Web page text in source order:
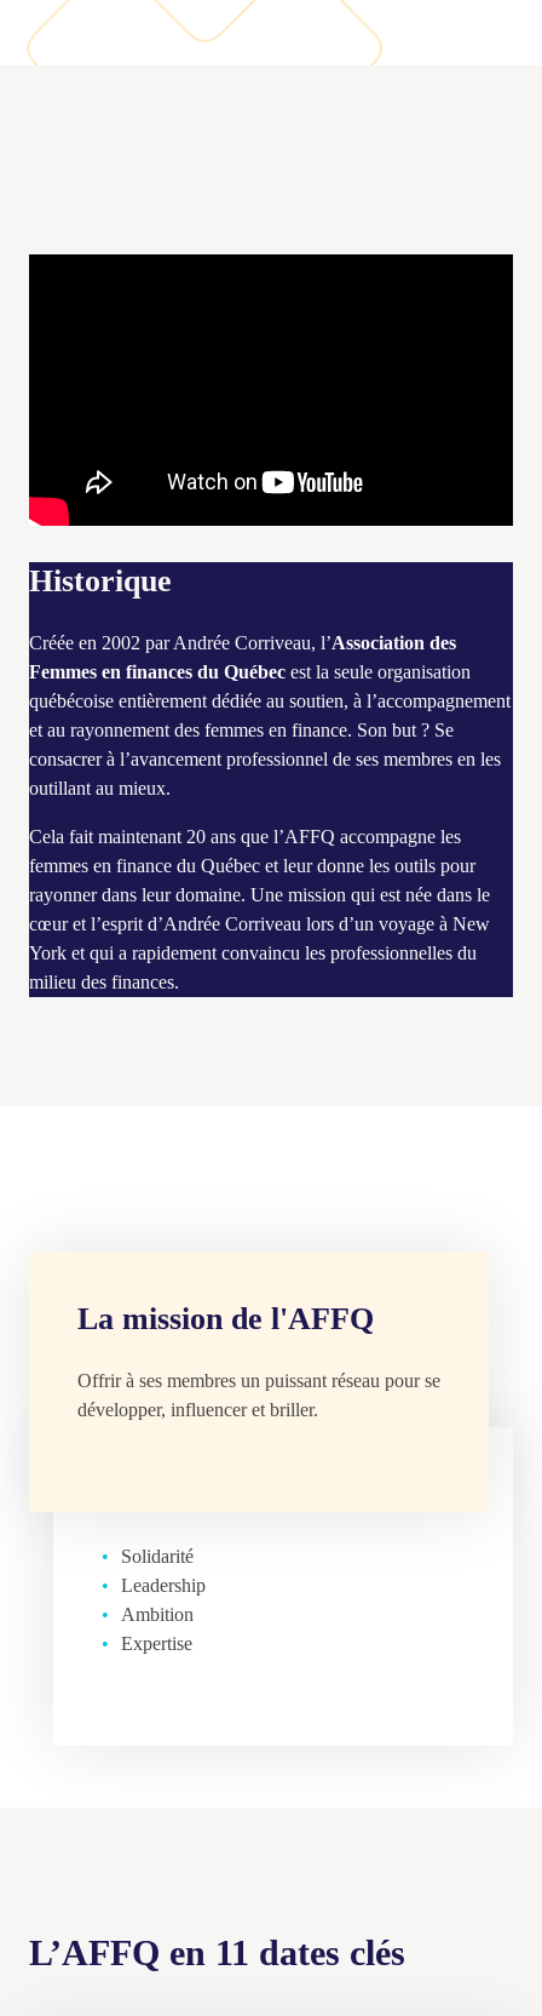
Historique
Créée en 2002 par Andrée Corriveau, l’Association des
Femmes en finances du Québec est la seule organisation
québécoise entièrement dédiée au soutien, à l’accompagnement
et au rayonnement des femmes en finance. Son but ? Se
consacrer à l’avancement professionnel de ses membres en les
outillant au mieux.
Cela fait maintenant 20 ans que l’AFFQ accompagne les
femmes en finance du Québec et leur donne les outils pour
rayonner dans leur domaine. Une mission qui est née dans le
cœur et l’esprit d’Andrée Corriveau lors d’un voyage à New
York et qui a rapidement convaincu les professionnelles du
milieu des finances.
La mission de l'AFFQ
Offrir à ses membres un puissant réseau pour se
développer, influencer et briller.
Solidarité
Leadership
Ambition
Expertise
L’AFFQ en 11 dates clés